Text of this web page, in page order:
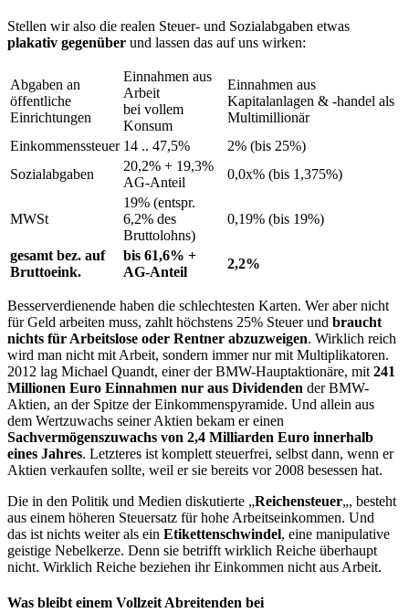
Stellen wir also die realen Steuer- und Sozialabgaben etwas
plakativ gegenüber und lassen das auf uns wirken:
Abgaben an
öffentliche
Einrichtungen
Einnahmen aus
Arbeit
bei vollem
Konsum
Einnahmen aus
Kapitalanlagen & -handel als
Multimillionär
Einkommenssteuer 14 .. 47,5%
2% (bis 25%)
Sozialabgaben
20,2% + 19,3%
AG-Anteil
0,0x% (bis 1,375%)
MWSt
19% (entspr.
6,2% des
Bruttolohns)
0,19% (bis 19%)
gesamt bez. auf
Bruttoeink.
bis 61,6% +
AG-Anteil
2,2%
Besserverdienende haben die schlechtesten Karten. Wer aber nicht
für Geld arbeiten muss, zahlt höchstens 25% Steuer und braucht
nichts für Arbeitslose oder Rentner abzuzweigen. Wirklich reich
wird man nicht mit Arbeit, sondern immer nur mit Multiplikatoren.
2012 lag Michael Quandt, einer der BMW-Hauptaktionäre, mit 241
Millionen Euro Einnahmen nur aus Dividenden der BMW-
Aktien, an der Spitze der Einkommenspyramide. Und allein aus
dem Wertzuwachs seiner Aktien bekam er einen
Sachvermögenszuwachs von 2,4 Milliarden Euro innerhalb
eines Jahres. Letzteres ist komplett steuerfrei, selbst dann, wenn er
Aktien verkaufen sollte, weil er sie bereits vor 2008 besessen hat.
Die in den Politik und Medien diskutierte „Reichensteuer„, besteht
aus einem höheren Steuersatz für hohe Arbeitseinkommen. Und
das ist nichts weiter als ein Etikettenschwindel, eine manipulative
geistige Nebelkerze. Denn sie betrifft wirklich Reiche überhaupt
nicht. Wirklich Reiche beziehen ihr Einkommen nicht aus Arbeit.
Was bleibt einem Vollzeit Abreitenden bei